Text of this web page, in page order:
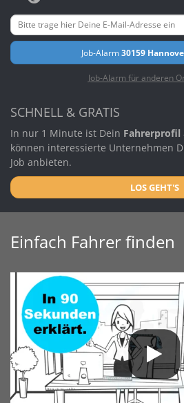
Job-Alarm30159
Job-Alarm für anderen
SCHNELL & GRATIS
In nur 1 Minute ist Dein Fahrerprofil
können interessierte Unternehmen
Job anbieten.
LOS GEHT'S
Einfach Fahrer finden